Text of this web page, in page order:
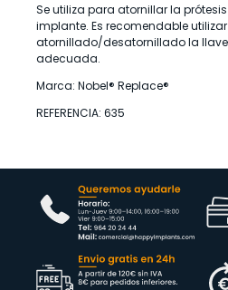
Se utiliza para atornillar la
implante. Es recomendable
atornillado/desatornillado la
adecuada.
Marca: Nobel® Replace®
REFERENCIA: 635